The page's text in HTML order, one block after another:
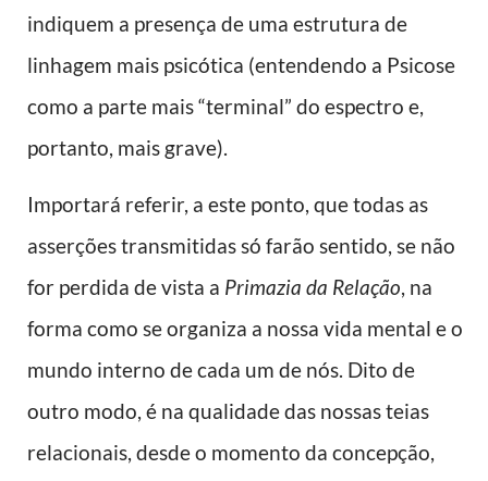
indiquem a presença de uma estrutura de
linhagem mais psicótica (entendendo a Psicose
como a parte mais “terminal” do espectro e,
portanto, mais grave).
Importará referir, a este ponto, que todas as
asserções transmitidas só farão sentido, se não
for perdida de vista a Primazia da Relação, na
forma como se organiza a nossa vida mental e o
mundo interno de cada um de nós. Dito de
outro modo, é na qualidade das nossas teias
relacionais, desde o momento da concepção,